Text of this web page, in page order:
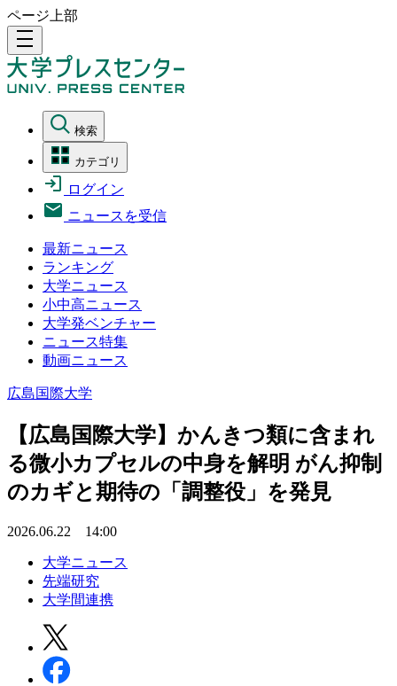
ページ上部
density_medium
検索
カテゴリ
ログイン
ニュースを受信
最新ニュース
ランキング
大学ニュース
小中高ニュース
大学発ベンチャー
ニュース特集
動画ニュース
広島国際大学
【広島国際大学】かんきつ類に含まれ
る微小カプセルの中身を解明 がん抑制
のカギと期待の「調整役」を発見
2026.06.22 14:00
大学ニュース
先端研究
大学間連携